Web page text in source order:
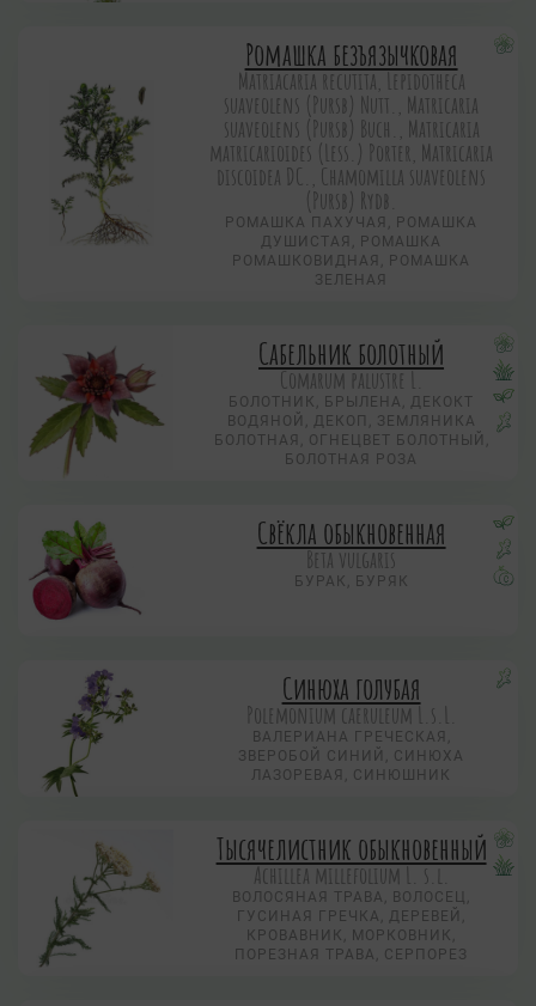
Ромашка безъязычковая
Matriacaria recutita, Lepidotheca
suaveolens (Pursb) Nutt., Matricaria
suaveolens (Pursb) Buch., Matricaria
matricarioides (Less.) Porter, Matricaria
discoidea DC., Chamomilla suaveolens
(Pursb) Rydb.
РОМАШКА ПАХУЧАЯ, РОМАШКА
ДУШИСТАЯ, РОМАШКА
РОМАШКОВИДНАЯ, РОМАШКА
ЗЕЛЕНАЯ
Сабельник болотный
Comarum palustre L.
БОЛОТНИК, БРЫЛЕНА, ДЕКОКТ
ВОДЯНОЙ, ДЕКОП, ЗЕМЛЯНИКА
БОЛОТНАЯ, ОГНЕЦВЕТ БОЛОТНЫЙ,
БОЛОТНАЯ РОЗА
Свёкла обыкновенная
Beta vulgaris
БУРАК, БУРЯК
Синюха голубая
Polemonium caeruleum L.s.L.
ВАЛЕРИАНА ГРЕЧЕСКАЯ,
ЗВЕРОБОЙ СИНИЙ, СИНЮХА
ЛАЗОРЕВАЯ, СИНЮШНИК
Тысячелистник обыкновенный
Achillea millefolium L. s.l.
ВОЛОСЯНАЯ ТРАВА, ВОЛОСЕЦ,
ГУСИНАЯ ГРЕЧКА, ДЕРЕВЕЙ,
КРОВАВНИК, МОРКОВНИК,
ПОРЕЗНАЯ ТРАВА, СЕРПОРЕЗ